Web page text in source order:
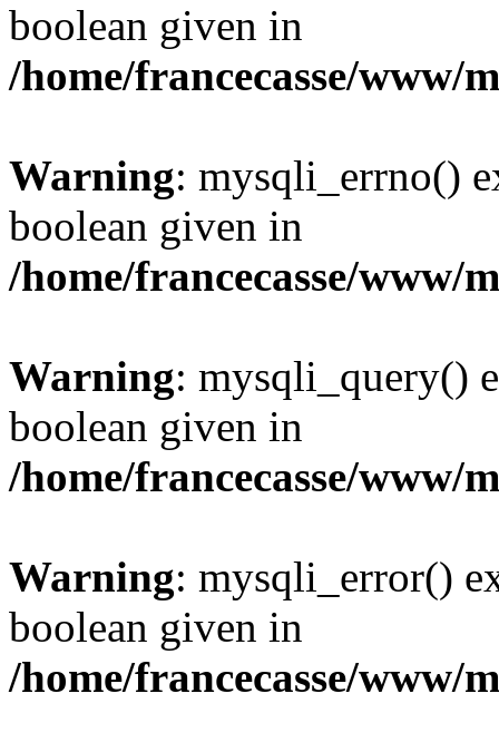
boolean given in
/home/francecasse/www/
Warning: mysqli_errno()
boolean given in
/home/francecasse/www/
Warning: mysqli_query()
boolean given in
/home/francecasse/www/
Warning: mysqli_error()
boolean given in
/home/francecasse/www/